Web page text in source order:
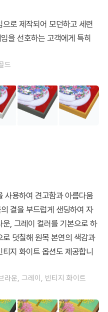
로 제작되어 모던하고 세련
을 선호하는 고객에게 특히
드
사용하여 견고함과 아름다움
결을 부드럽게 샌딩하여 자
, 그레이 컬러를 기본으로 하
덧칠해 원목 본연의 색감과
지 화이트 옵션도 제공합니
운, 그레이, 빈티지 화이트